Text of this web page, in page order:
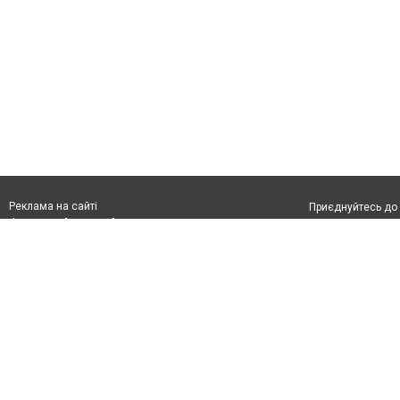
Реклама на сайті
Франшиза "CitySites"
Приєднуйтесь до